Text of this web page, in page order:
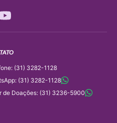
(31) 3282-1128
(31) 3282-1128
de Doações: (31) 3236-5900